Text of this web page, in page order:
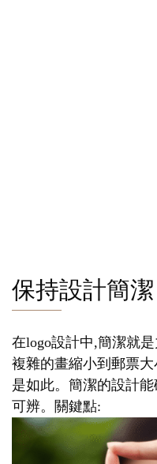
保持設計簡潔
在logo設計中,簡潔就
複雜的畫縮小到郵票
是如此。簡潔的設計
可辨。關鍵點: